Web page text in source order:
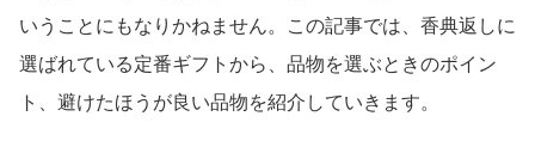
いうことにもなりかねません。この記事では、香典返しに
選ばれている定番ギフトから、品物を選ぶときのポイン
ト、避けたほうが良い品物を紹介していきます。